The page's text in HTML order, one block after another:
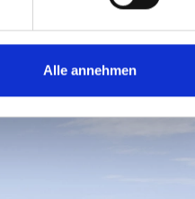
Alle annehmen